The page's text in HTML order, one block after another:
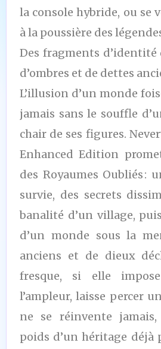
la console hybride, ou se
à la poussière des
Des fragments
d’ombres et de dettes
L’illusion d’un monde
jamais sans le souffle
chair de ses figures.
Enhanced Edition
des Royaumes Oubliés :
survie, des secrets
banalité d’un village,
d’un monde sous la
anciens et de dieux
fresque, si elle
l’ampleur, laisse percer
ne se réinvente
poids d’un héritage déjà